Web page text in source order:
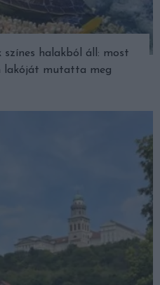
halakból áll: most
lakóját mutatta meg